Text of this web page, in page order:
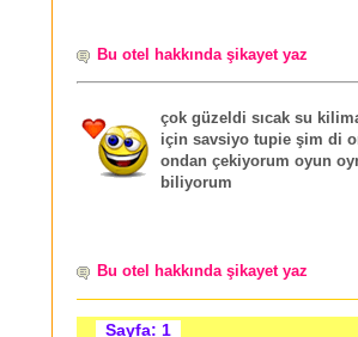
Bu otel hakkında şikayet yaz
çok güzeldi sıcak su
için savsiyo tupie şim di
ondan çekiyorum oyun
biliyorum
Bu otel hakkında şikayet yaz
Sayfa: 1